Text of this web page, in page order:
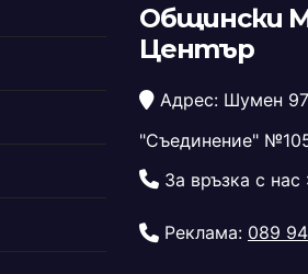
Общински
Център
Адрес: Шумен
"Съединение"
За връзка с нас
Реклама: 089